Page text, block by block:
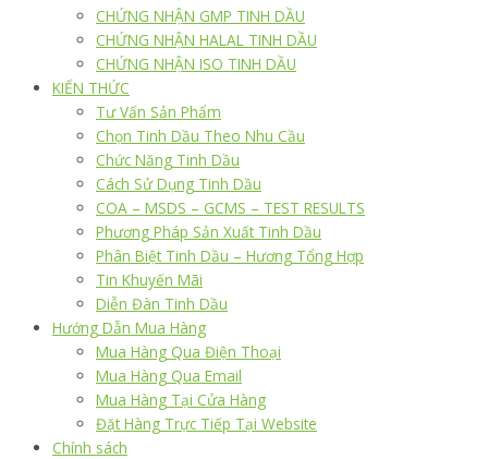
CHỨNG NHẬN GMP TINH DẦU
CHỨNG NHẬN HALAL TINH DẦU
CHỨNG NHẬN ISO TINH DẦU
KIẾN THỨC
Tư Vấn Sản Phẩm
Chọn Tinh Dầu Theo Nhu Cầu
Chức Năng Tinh Dầu
Cách Sử Dụng Tinh Dầu
COA – MSDS – GCMS – TEST RESULTS
Phương Pháp Sản Xuất Tinh Dầu
Phân Biệt Tinh Dầu – Hương Tổng Hợp
Tin Khuyến Mãi
Diễn Đàn Tinh Dầu
Hướng Dẫn Mua Hàng
Mua Hàng Qua Điện Thoại
Mua Hàng Qua Email
Mua Hàng Tại Cửa Hàng
Đặt Hàng Trực Tiếp Tại Website
Chính sách